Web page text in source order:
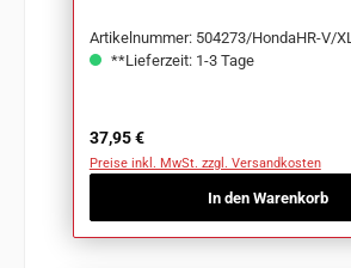
Artikelnummer: 504273/HondaHR-V/XL
**Lieferzeit: 1-3 Tage
Regulärer Preis:
37,95 €
Preise inkl. MwSt. zzgl. Versandkosten
In den Warenkorb